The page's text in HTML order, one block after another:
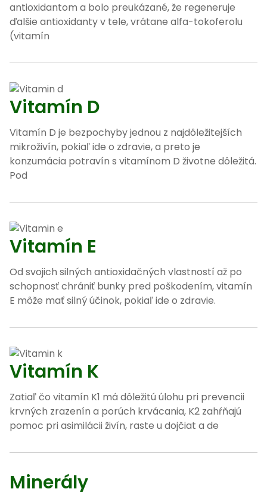
antioxidantom a bolo preukázané, že regeneruje
ďalšie antioxidanty v tele, vrátane alfa-tokoferolu
(vitamín
Vitamín D
Vitamín D je bezpochyby jednou z najdôležitejších
mikroživín, pokiaľ ide o zdravie, a preto je
konzumácia potravín s vitamínom D životne dôležitá.
Pod
Vitamín E
Od svojich silných antioxidačných vlastností až po
schopnosť chrániť bunky pred poškodením, vitamín
E môže mať silný účinok, pokiaľ ide o zdravie.
Vitamín K
Zatiaľ čo vitamín K1 má dôležitú úlohu pri prevencii
krvných zrazenín a porúch krvácania, K2 zahŕňajú
pomoc pri asimilácii živín, raste u dojčiat a de
Minerály